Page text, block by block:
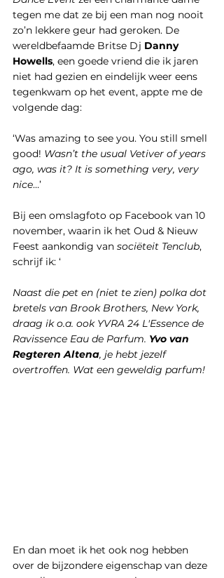
tegen me dat ze bij een man nog nooit
zo’n lekkere geur had geroken. De
wereldbefaamde Britse Dj Danny
Howells, een goede vriend die ik jaren
niet had gezien en eindelijk weer eens
tegenkwam op het event, appte me de
volgende dag:
‘Was amazing to see you. You still smell
good! Wasn’t the usual Vetiver of years
ago, was it? It is something very, very
nice…’
Bij een omslagfoto op Facebook van 10
november, waarin ik het Oud & Nieuw
Feest aankondig van sociëteit Tenclub,
schrijf ik: ‘
Naast die pet en (niet te zien) polka dot
bretels van Brook Brothers, New York,
draag ik o.a. ook YVRA 24 L'Essence de
Ravissence Eau de Parfum. Yvo van
Regteren Altena, je hebt jezelf
overtroffen. Wat een geweldig parfum!
En dan moet ik het ook nog hebben
over de bijzondere eigenschap van deze